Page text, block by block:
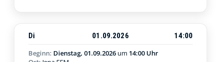
Di 01.09.2026
14:00
Beginn: Dienstag, 01.09.2026 um 14:00 Uhr